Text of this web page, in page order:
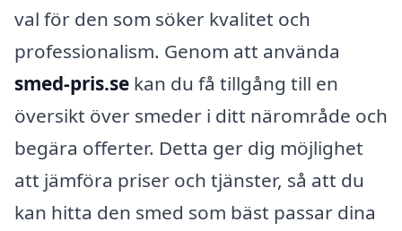
val för den som söker kvalitet och
professionalism. Genom att använda
smed-pris.se kan du få tillgång till en
översikt över smeder i ditt närområde och
begära offerter. Detta ger dig möjlighet
att jämföra priser och tjänster, så att du
kan hitta den smed som bäst passar dina